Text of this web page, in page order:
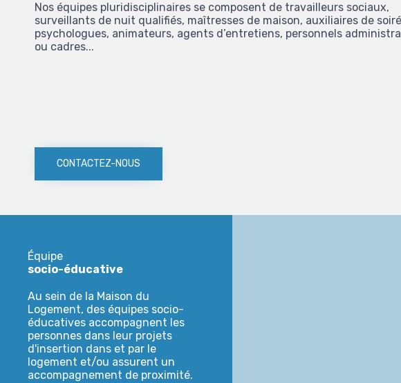
Nos équipes pluridisciplinaires se composent de travailleurs sociaux,
surveillants de nuit qualifiés, maîtresses de maison, auxiliaires de
psychologues, animateurs, agents d’entretiens, personnels
ou cadres...
CONTACTEZ-NOUS
Équipe
socio-éducative
Au sein de la Maison du
Logement, des équipes socio-
éducatives accompagnent les
personnes dans leur projets
d'insertion dans et par le
logement et/ou assurent un
accompagnement de proximité.